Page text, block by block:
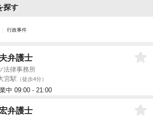
探す
行政事件
弁護士
法律事務所
宮駅 （徒歩4分）
中 09:00 - 21:00
弁護士